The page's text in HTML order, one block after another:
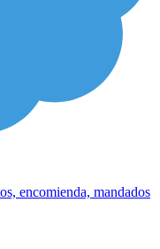
encomienda, mandados